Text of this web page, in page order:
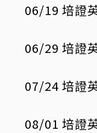
06/19 培證
06/29 培證
07/24 培證
08/01 培證